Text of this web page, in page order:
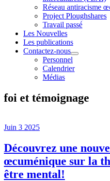
Réseau antiracisme
Project Ploughshares
Travail passé
Les Nouvelles
Les publications
Contactez-nous
Personnel
Calendrier
Médias
foi et témoignage
Juin 3 2025
Découvrez une
œcuménique sur la
être mental!